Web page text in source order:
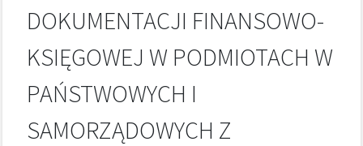
DOKUMENTACJI FINANSOWO-
KSIĘGOWEJ W PODMIOTACH W
PAŃSTWOWYCH I
SAMORZĄDOWYCH Z